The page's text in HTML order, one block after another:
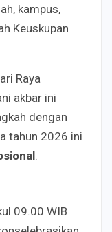
kampus,
Keuskupan
Raya
akbar ini
dengan
tahun 2026 ini
.
09.00 WIB